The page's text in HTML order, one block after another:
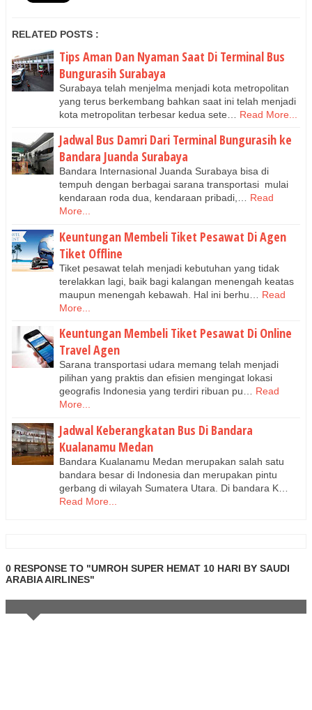
RELATED POSTS :
Tips Aman Dan Nyaman Saat Di Terminal Bus
Bungurasih Surabaya
Surabaya telah menjelma menjadi kota metropolitan
yang terus berkembang bahkan saat ini telah menjadi
kota metropolitan terbesar kedua sete…
Read More...
Jadwal Bus Damri Dari Terminal Bungurasih ke
Bandara Juanda Surabaya
Bandara Internasional Juanda Surabaya bisa di
tempuh dengan berbagai sarana transportasi mulai
kendaraan roda dua, kendaraan pribadi,…
Read
More...
Keuntungan Membeli Tiket Pesawat Di Agen
Tiket Offline
Tiket pesawat telah menjadi kebutuhan yang tidak
terelakkan lagi, baik bagi kalangan menengah keatas
maupun menengah kebawah. Hal ini berhu…
Read
More...
Keuntungan Membeli Tiket Pesawat Di Online
Travel Agen
Sarana transportasi udara memang telah menjadi
pilihan yang praktis dan efisien mengingat lokasi
geografis Indonesia yang terdiri ribuan pu…
Read
More...
Jadwal Keberangkatan Bus Di Bandara
Kualanamu Medan
Bandara Kualanamu Medan merupakan salah satu
bandara besar di Indonesia dan merupakan pintu
gerbang di wilayah Sumatera Utara. Di bandara K…
Read More...
0 RESPONSE TO "UMROH SUPER HEMAT 10 HARI BY SAUDI
ARABIA AIRLINES"